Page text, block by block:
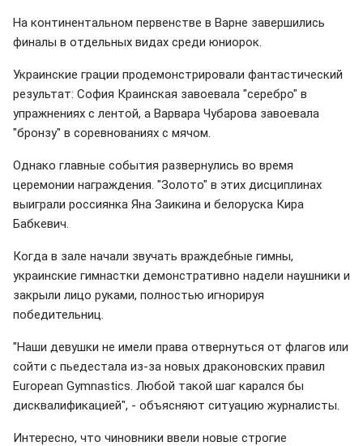
На континентальном первенстве в Варне завершились
финалы в отдельных видах среди юниорок.
Украинские грации продемонстрировали фантастический
результат: София Краинская завоевала "серебро" в
упражнениях с лентой, а Варвара Чубарова завоевала
"бронзу" в соревнованиях с мячом.
Однако главные события развернулись во время
церемонии награждения. "Золото" в этих дисциплинах
выиграли россиянка Яна Заикина и белоруска Кира
Бабкевич.
Когда в зале начали звучать враждебные гимны,
украинские гимнастки демонстративно надели наушники и
закрыли лицо руками, полностью игнорируя
победительниц.
"Наши девушки не имели права отвернуться от флагов или
сойти с пьедестала из-за новых драконовских правил
European Gymnastics. Любой такой шаг карался бы
дисквалификацией", - объясняют ситуацию журналисты.
Интересно, что чиновники ввели новые строгие